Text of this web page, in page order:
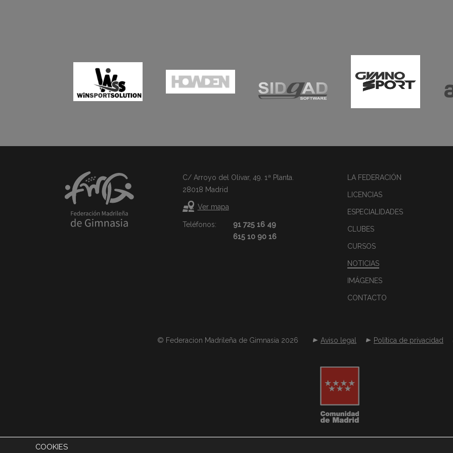
C/ Arroyo del Olivar, 49. 1ª Planta.
28018 Madrid
Ver mapa
Teléfonos:
91 725 16 49
615 10 90 16
LA FEDERACIÓN
LICENCIAS
ESPECIALIDADES
CLUBES
CURSOS
NOTICIAS
IMÁGENES
CONTACTO
© Federacion Madrileña de Gimnasia 2026 Aviso legal Política de privacidad
COOKIES